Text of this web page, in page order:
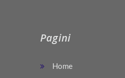
Pagini
Home